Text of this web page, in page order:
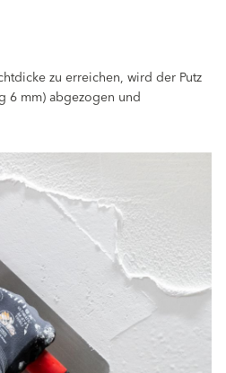
zu erreichen, wird der Putz
6 mm) abgezogen und